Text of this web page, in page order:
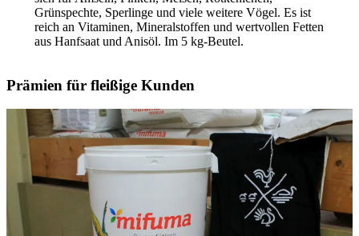
Grünspechte, Sperlinge und viele weitere Vögel. Es ist
reich an Vitaminen, Mineralstoffen und wertvollen Fetten
aus Hanfsaat und Anisöl. Im 5 kg-Beutel.
Prämien für fleißige Kunden